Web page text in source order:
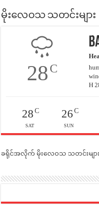
မိုးလေဝသ သတင်းများ
28C
H
28C
SAT
26C
SUN
ခရိုင်အလိုက် မိုးလေဝသ သတင်းများ